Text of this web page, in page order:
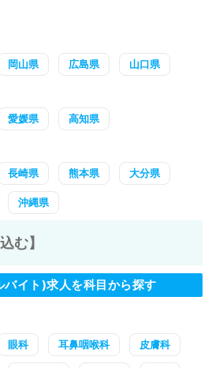
岡山県 広島県 山口県
愛媛県 高知県
長崎県 熊本県 大分県
沖縄県
む】
バイト)求人を科目から探す
眼科 耳鼻咽喉科 皮膚科